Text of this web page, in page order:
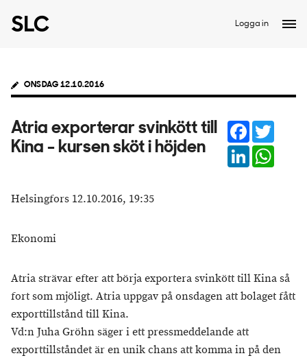
Logga in
ONSDAG 12.10.2016
Atria exporterar svinkött till
Kina - kursen sköt i höjden
Facebook
LinkedIn
Helsingfors 12.10.2016, 19:35
Ekonomi
Atria strävar efter att börja exportera svinkött till Kina så
fort som mjöligt. Atria uppgav på onsdagen att bolaget fått
exporttillstånd till Kina.
Vd:n Juha Gröhn säger i ett pressmeddelande att
exporttillståndet är en unik chans att komma in på den